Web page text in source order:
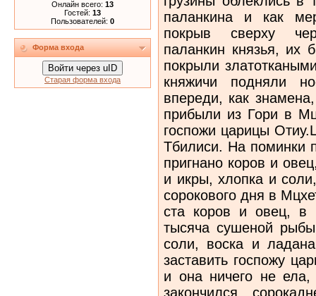
Онлайн всего: 13
Гостей: 13
Пользователей: 0
Форма входа
Войти через uID
Старая форма входа
паланкина и как
покрыв сверху
паланкин князья, их
покрыли
княжичи подняли
впереди, как
прибыли из Гори в
госпожи царицы
Тбилиси. На поминки
пригнано коров и
и икры, хлопка и
сорокового дня в
ста коров и овец, в
тысяча сушеной
соли, воска и
заставить госпожу
и она ничего не ела,
закончился